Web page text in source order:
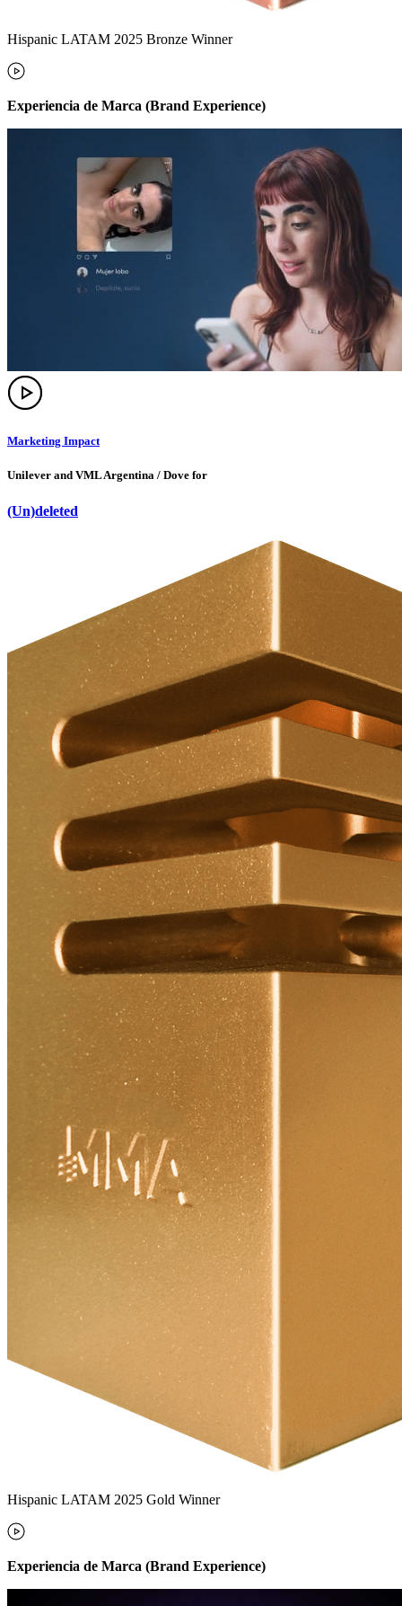
Hispanic LATAM 2025 Bronze Winner
Experiencia de Marca (Brand Experience)
Marketing Impact
Unilever and VML Argentina / Dove for
(Un)deleted
Hispanic LATAM 2025 Gold Winner
Experiencia de Marca (Brand Experience)